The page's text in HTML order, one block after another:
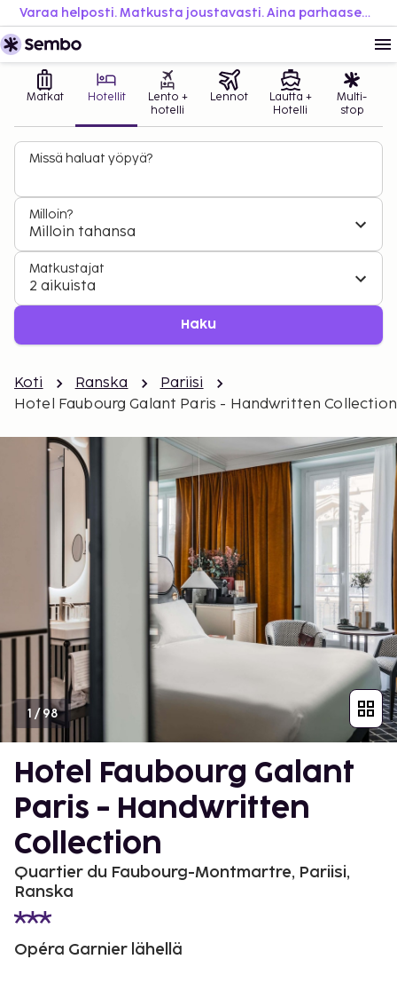
Varaa helposti. Matkusta joustavasti. Aina parhaaseen hintaan.
Matkat Hotellit
Lento +
hotelli
Lennot
Lautta +
Hotelli
Multi-
stop
Missä haluat yöpyä?
Milloin?
Milloin tahansa
Matkustajat
2 aikuista
Haku
Koti Ranska
Pariisi
Hotel Faubourg Galant Paris - Handwritten Collection
1 /98
Hotel Faubourg Galant
Paris - Handwritten
Collection
Quartier du Faubourg-Montmartre, Pariisi,
Ranska
Opéra Garnier lähellä